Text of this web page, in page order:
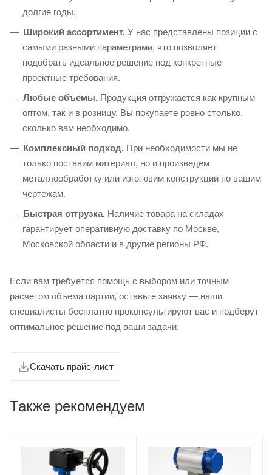
долгие годы.
Широкий ассортимент. У нас представлены позиции с
самыми разными параметрами, что позволяет
подобрать идеальное решение под конкретные
проектные требования.
Любые объемы. Продукция отгружается как крупным
оптом, так и в розницу. Вы покупаете ровно столько,
сколько вам необходимо.
Комплексный подход. При необходимости мы не
только поставим материал, но и произведем
металлообработку или изготовим конструкции по вашим
чертежам.
Быстрая отгрузка. Наличие товара на складах
гарантирует оперативную доставку по Москве,
Московской области и в другие регионы РФ.
Если вам требуется помощь с выбором или точным
расчетом объема партии, оставьте заявку — наши
специалисты бесплатно проконсультируют вас и подберут
оптимальное решение под ваши задачи.
Скачать прайс-лист
Также рекомендуем